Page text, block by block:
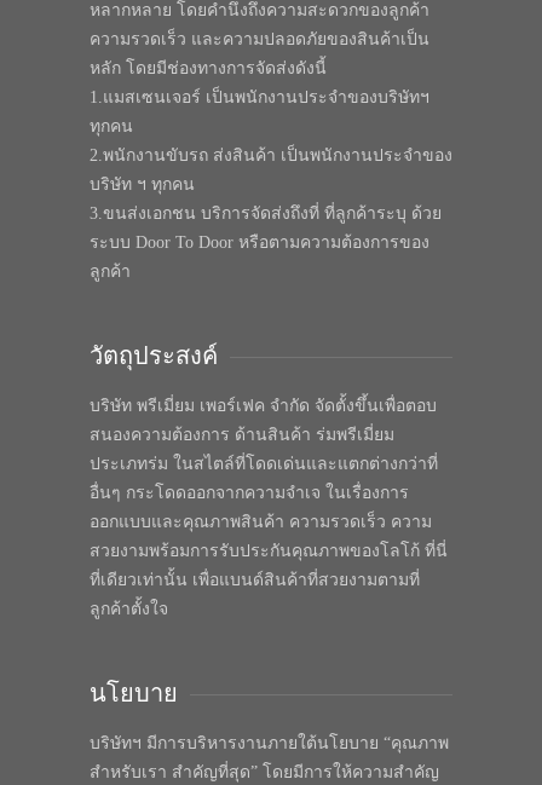
หลากหลาย โดยคำนึงถึงความสะดวกของลูกค้า
ความรวดเร็ว และความปลอดภัยของสินค้าเป็น
หลัก โดยมีช่องทางการจัดส่งดังนี้
1.แมสเซนเจอร์ เป็นพนักงานประจำของบริษัทฯ
ทุกคน
2.พนักงานขับรถ ส่งสินค้า เป็นพนักงานประจำของ
บริษัท ฯ ทุกคน
3.ขนส่งเอกชน บริการจัดส่งถึงที่ ที่ลูกค้าระบุ ด้วย
ระบบ Door To Door หรือตามความต้องการของ
ลูกค้า
วัตถุประสงค์
บริษัท พรีเมี่ยม เพอร์เฟค จำกัด จัดตั้งขึ้นเพื่อตอบ
สนองความต้องการ ด้านสินค้า ร่มพรีเมี่ยม
ประเภทร่ม ในสไตล์ที่โดดเด่นและแตกต่างกว่าที่
อื่นๆ กระโดดออกจากความจำเจ ในเรื่องการ
ออกแบบและคุณภาพสินค้า ความรวดเร็ว ความ
สวยงามพร้อมการรับประกันคุณภาพของโลโก้ ที่นี่
ที่เดียวเท่านั้น เพื่อแบนด์สินค้าที่สวยงามตามที่
ลูกค้าตั้งใจ
นโยบาย
บริษัทฯ มีการบริหารงานภายใต้นโยบาย “คุณภาพ
สำหรับเรา สำคัญที่สุด” โดยมีการให้ความสำคัญ